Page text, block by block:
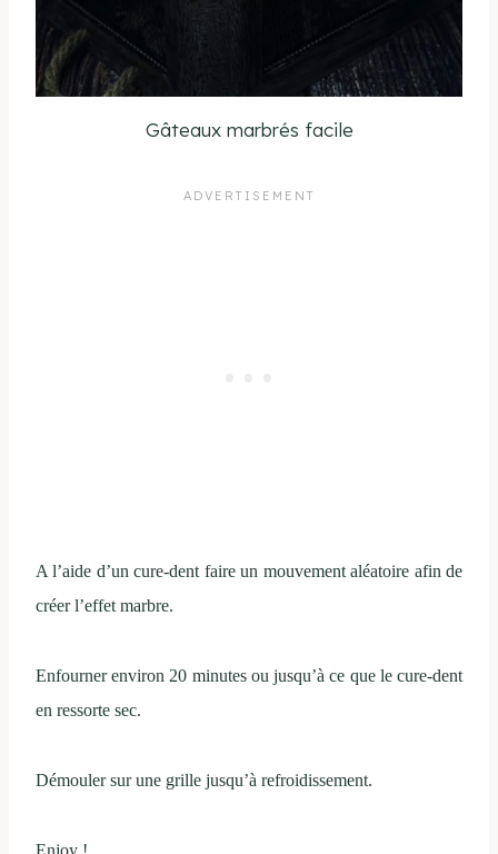
Gâteaux marbrés facile
A l’aide d’un cure-dent faire un mouvement aléatoire afin de
créer l’effet marbre.
Enfourner environ 20 minutes ou jusqu’à ce que le cure-dent
en ressorte sec.
Démouler sur une grille jusqu’à refroidissement.
Enjoy !